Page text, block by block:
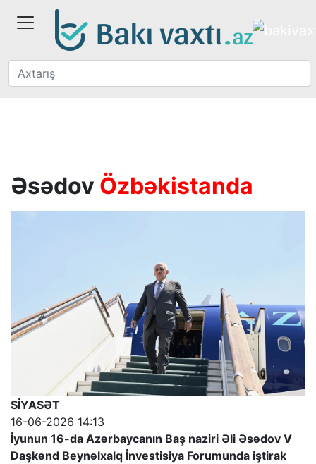
Əsədov Özbəkistanda
SİYASƏT
16-06-2026 14:13
İyunun 16-da Azərbaycanın Baş naziri Əli Əsədov V
Daşkənd Beynəlxalq İnvestisiya Forumunda iştirak